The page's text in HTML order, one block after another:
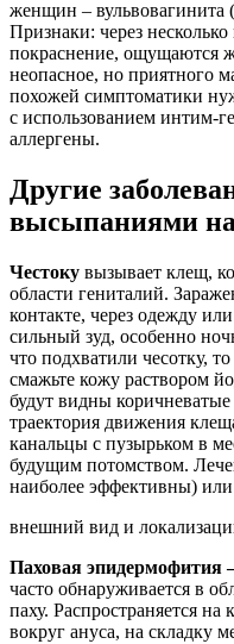
женщин – вульвовагинита
Признаки: через
покраснение, ощущаются
неопасное, но приятного
похожей симптоматики
с использованием интим-
аллергены.
Другие
высыпаниями
Честоку вызывает клещ,
области гениталий.
контакте, через одежду
сильный зуд, особенно
что подхватили чесотку,
смажьте кожу раствором
будут видны
траектория движения
канальцы с пузырьком в
будущим потомством.
наиболее эффективны) или
внешний вид и
Паховая эпидермофития
часто обнаруживается в
паху. Распространяется
вокруг ануса, на складку